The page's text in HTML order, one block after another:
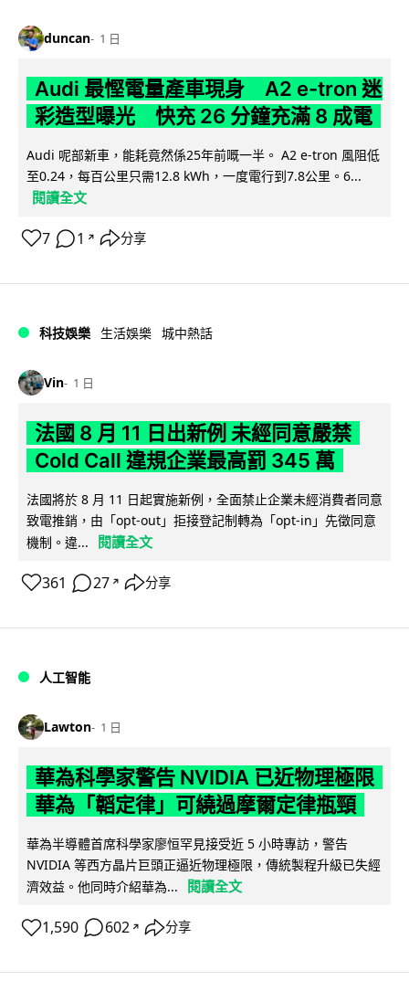
duncan 1 日
Audi 最慳電量產車現身 A2 e-tron 迷
彩造型曝光 快充 26 分鐘充滿 8 成電
Audi 呢部新車，能耗竟然係25年前嘅一半。 A2 e-tron 風阻低
至0.24，每百公里只需12.8 kWh，一度電行到7.8公里。6...
閱讀全文
7 1 ↗ 分享
科技娛樂 生活娛樂 城中熱話
Vin 1 日
法國 8 月 11 日出新例 未經同意嚴禁
Cold Call 違規企業最高罰 345 萬
法國將於 8 月 11 日起實施新例，全面禁止企業未經消費者同意
致電推銷，由「opt-out」拒接登記制轉為「opt-in」先徵同意
機制。違...
閱讀全文
361 27 ↗ 分享
人工智能
Lawton 1 日
華為科學家警告 NVIDIA 已近物理極限
華為「韜定律」可繞過摩爾定律瓶頸
華為半導體首席科學家廖恒罕見接受近 5 小時專訪，警告
NVIDIA 等西方晶片巨頭正逼近物理極限，傳統製程升級已失經
濟效益。他同時介紹華為...
閱讀全文
1,590 602 ↗ 分享